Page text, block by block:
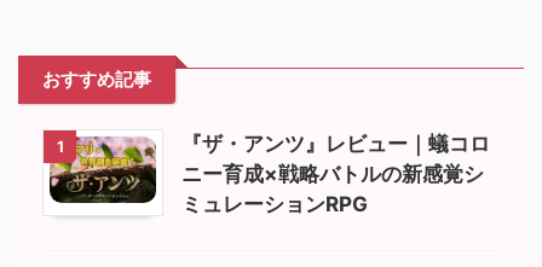
おすすめ記事
1
『ザ・アンツ』レビュー｜蟻コロ
ニー育成×戦略バトルの新感覚シ
ミュレーションRPG